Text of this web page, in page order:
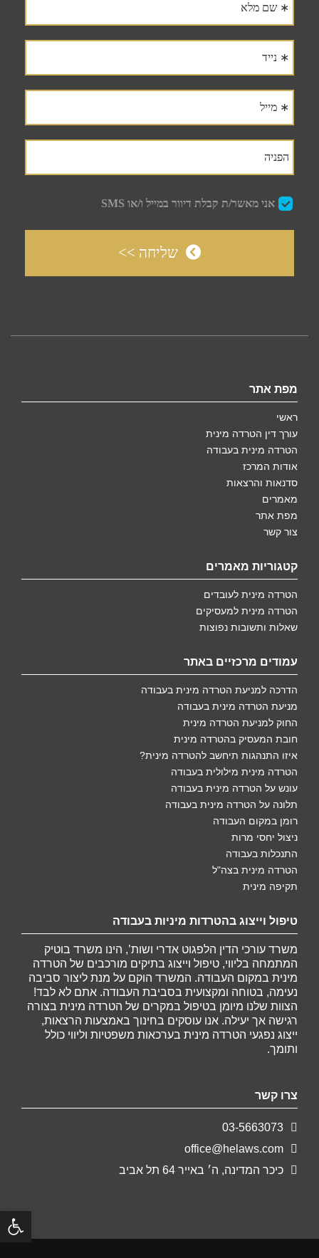
מפת אתר
ראשי
עורך דין הטרדה מינית
הטרדה מינית בעבודה
אודות המרכז
סדנאות והרצאות
מאמרים
מפת אתר
צור קשר
קטגוריות מאמרים
הטרדה מינית לעובדים
הטרדה מינית למעסיקים
שאלות ותשובות נפוצות
עמודים מרכזיים באתר
הדרכה למניעת הטרדה מינית בעבודה
מניעת הטרדה מינית בעבודה
החוק למניעת הטרדה מינית
חובת המעסיק בהטרדה מינית
איזו התנהגות תיחשב להטרדה מינית?
הטרדה מינית מילולית בעבודה
עונש על הטרדה מינית בעבודה
תלונה על הטרדה מינית בעבודה
רומן במקום העבודה
ניצול יחסי מרות
התנכלות בעבודה
הטרדה מינית בצה"ל
תקיפה מינית
טיפול וייצוג בהטרדות מיניות בעבודה
משרד עורכי הדין הלפגוט אדרי ושות’, הינו משרד בוטיק
המתמחה בליווי, טיפול וייצוג בתיקים מורכבים של הטרדה
מינית במקום העבודה. המשרד הוקם על מנת ליצור סביבה
נעימה, בטוחה ומקצועית בסביבת העבודה. אתם לא לבד!
הצוות שלנו מיומן בטיפול במקרים של הטרדה מינית בצורה
רגישה אך יעילה. אנו עוסקים בחינוך באמצעות הרצאות,
ייצוג נפגעי הטרדה מינית בערכאות משפטיות וליווי כולל
ותומך.
צרו קשר
03-5663073
office@helaws.com
כיכר המדינה, ה׳ באייר 64 תל אביב